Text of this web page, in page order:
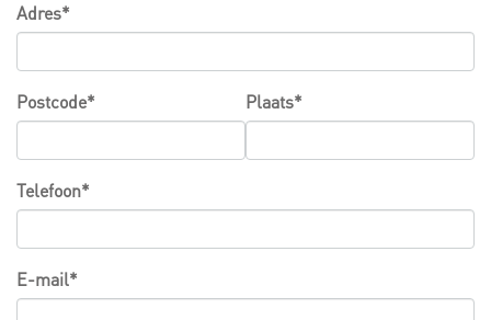
Adres*
Postcode* Plaats*
Telefoon*
E-mail*